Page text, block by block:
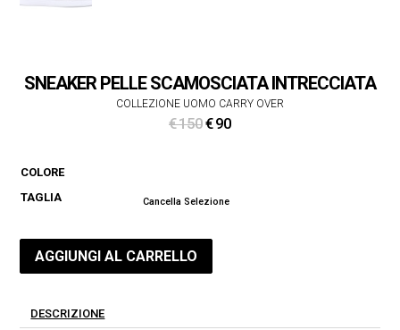
SNEAKER PELLE SCAMOSCIATA INTRECCIATA
COLLEZIONE UOMO CARRY OVER
€150Il
€ 150.
€90Il
COLORE
TAGLIA
Cancella Selezione
AGGIUNGI AL CARRELLO
DESCRIZIONE